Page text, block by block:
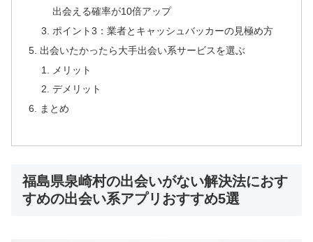
出会える確率が10倍アップ
ポイント3：業者とキャッシュバッカーの見極め方
出会いたかったら大手出会い系サービスを選ぶ
メリット
デメリット
まとめ
福島県泉崎村の出会いがない解決法におす
すめの出会い系アプリおすすめ5選